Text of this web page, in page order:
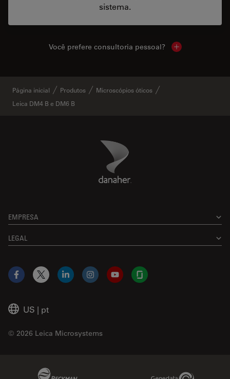
sistema.
Você prefere consultoria pessoal? Show local
Página inicial Produtos
Microscópios óticos
Leica DM4 B e DM6 B
Danaher Logo
EMPRESA
LEGAL
US | pt
© 2026 Leica Microsystems
Facebook
X LinkedInInstagramYouTubeGlassdoor
Genedata Link